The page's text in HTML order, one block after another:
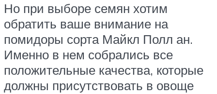
Но при выборе семян хотим
обратить ваше внимание на
помидоры сорта Майкл Полл ан.
Именно в нем собрались все
положительные качества, которые
должны присутствовать в овоще